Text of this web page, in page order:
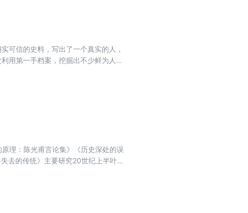
可信的史料，写出了一个真实的人，
用第一手档案，挖掘出不少鲜为人知
理：陈光甫言论集》《历史深处的误
去的传统》主要研究20世纪上半叶中
在那个复杂动荡年代里，商业的萌芽